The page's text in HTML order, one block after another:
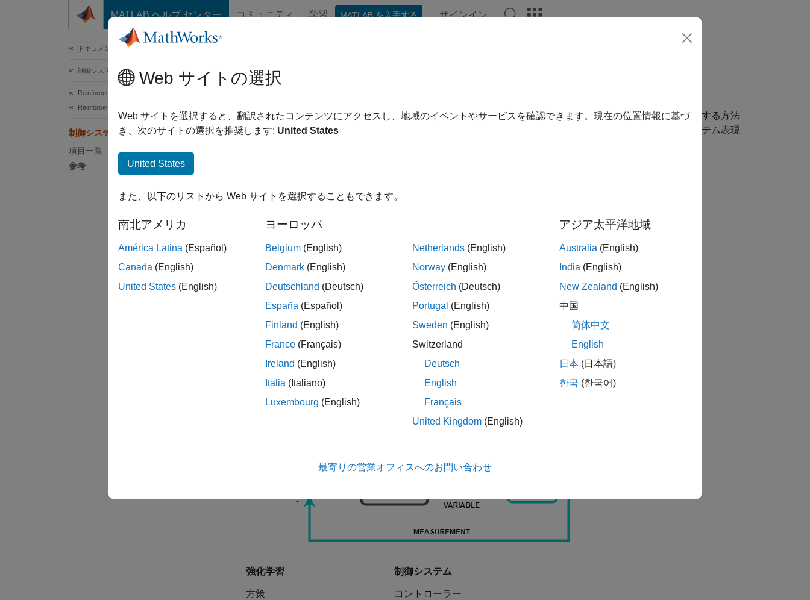
コンテンツへスキップ
MATLAB ヘルプ センター コミュニティ 学習 MATLAB を入手する サインイン
ドキュメンテーションのホーム
制御システム
Reinforcement Learning Toolbox
Reinforcement Learning Toolbox 入門
制御システム用途での強化学習
項目一覧
参考
制御システム用途での強化学習
強化学習方策の動作、つまり方策が環境を観測し、最適な方法でタスクを完了するためのアクションを生成する方法
は、制御システムのコントローラーの動作に似ています。強化学習は、以下の対応付けによって、制御システム表現
強化学習 制御システム
方策 コントローラー
Web サイトの選択
Web サイトを選択すると、翻訳されたコンテンツにアクセスし、地域のイベントやサービスを確認できます。現在の位置情報に基づ
き、次のサイトの選択を推奨します: United States
United States
また、以下のリストから Web サイトを選択することもできます。
南北アメリカ
América Latina (Español)
Canada (English)
United States (English)
ヨーロッパ
Belgium (English)
Denmark (English)
Deutschland (Deutsch)
España (Español)
Finland (English)
France (Français)
Ireland (English)
Italia (Italiano)
Luxembourg (English)
Netherlands (English)
Norway (English)
Österreich (Deutsch)
Portugal (English)
Sweden (English)
Switzerland
Deutsch
English
Français
United Kingdom (English)
アジア太平洋地域
Australia (English)
India (English)
New Zealand (English)
中国
简体中文
English
日本 (日本語)
한국 (한국어)
最寄りの営業オフィスへのお問い合わせ